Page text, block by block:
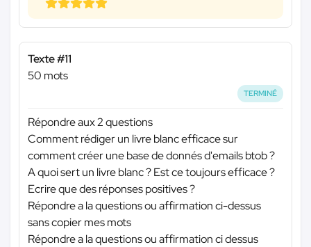
Texte #11
50 mots
TERMINÉ
Répondre aux 2 questions
Comment rédiger un livre blanc efficace sur
comment créer une base de donnés d'emails btob ?
A quoi sert un livre blanc ? Est ce toujours efficace ?
Ecrire que des réponses positives ?
Répondre a la questions ou affirmation ci-dessus
sans copier mes mots
Répondre a la questions ou affirmation ci dessus